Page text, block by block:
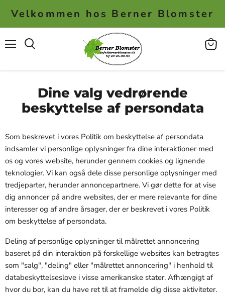
Velkommen hos Berner Blomster
Se
Dine valg vedrørende
beskyttelse af persondata
Som beskrevet i vores Politik om beskyttelse af persondata
indsamler vi personlige oplysninger fra dine interaktioner med
os og vores website, herunder gennem cookies og lignende
teknologier. Vi kan også dele disse personlige oplysninger med
tredjeparter, herunder annoncepartnere. Vi gør dette for at vise
dig annoncer på andre websites, der er mere relevante for dine
interesser og af andre årsager, der er beskrevet i vores Politik
om beskyttelse af persondata.
Deling af personlige oplysninger til målrettet annoncering
baseret på din interaktion på forskellige websites kan betragtes
som "salg", "deling" eller "målrettet annoncering" i henhold til
databeskyttelseslove i visse amerikanske stater. Afhængigt af
hvor du bor, kan du have ret til at framelde dig disse aktiviteter.